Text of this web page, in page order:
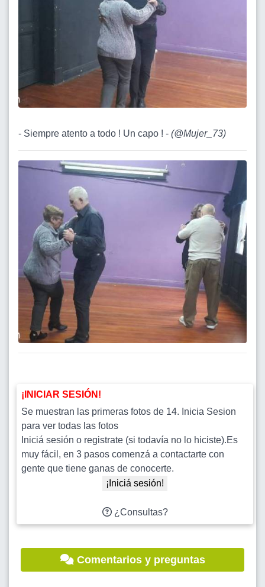
- Siempre atento a todo ! Un capo ! - (@Mujer_73)
¡INICIAR SESIÓN!
Se muestran las primeras fotos de 14. Inicia Sesion
para ver todas las fotos
Iniciá sesión o registrate (si todavía no lo hiciste).Es
muy fácil, en 3 pasos comenzá a contactarte con
gente que tiene ganas de conocerte.
¡Iniciá sesión!
¿Consultas?
Comentarios y preguntas